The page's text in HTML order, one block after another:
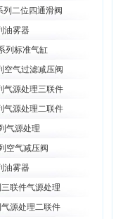
列二位四通滑阀
油雾器
列标准气缸
空气过滤减压阀
气源处理三联件
气源处理二联件
气源处理
空气减压阀
油雾器
联件气源处理
源处理二联件